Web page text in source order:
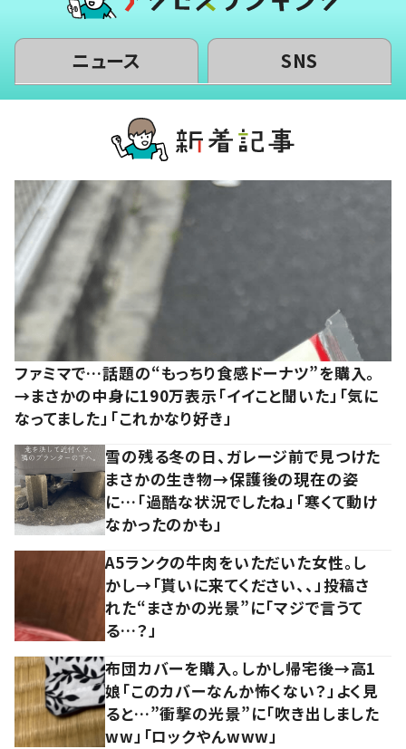
ニュース SNS
ファミマで…話題の“もっちり食感ドーナツ”を購入。
→まさかの中身に190万表示「イイこと聞いた」「気に
なってました」「これかなり好き」
雪の残る冬の日、ガレージ前で見つけた
まさかの生き物→保護後の現在の姿
に…「過酷な状況でしたね」「寒くて動け
なかったのかも」
A5ランクの牛肉をいただいた女性。し
かし→「貰いに来てください、、」投稿さ
れた“まさかの光景”に「マジで言うて
る…？」
布団カバーを購入。しかし帰宅後→高1
娘「このカバーなんか怖くない？」よく見
ると…”衝撃の光景”に「吹き出しました
ww」「ロックやんwww」